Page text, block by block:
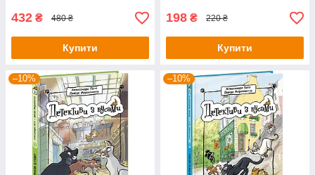
432 ₴ 480 ₴
Купити
198 ₴ 220 ₴
Купити
–10% –10%